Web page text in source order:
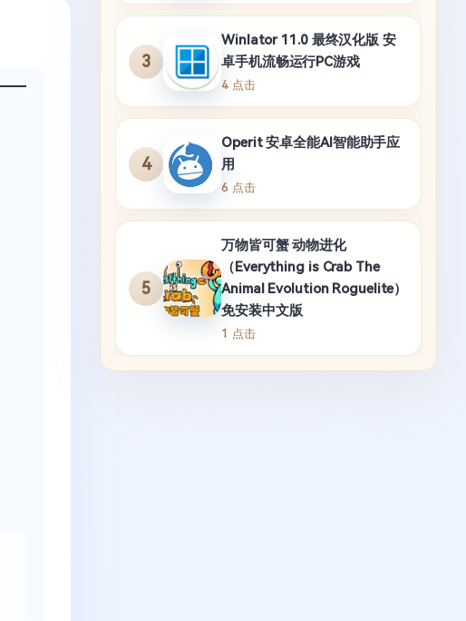
3
Winlator 11.0 最终汉化版 安
卓手机流畅运行PC游戏
4 点击
4
Operit 安卓全能AI智能助手应
用
6 点击
5
万物皆可蟹 动物进化
（Everything is Crab The
Animal Evolution Roguelite）
免安装中文版
1 点击